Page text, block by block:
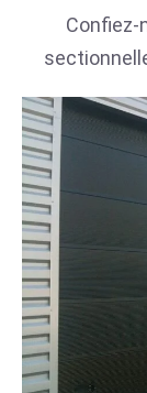
Confiez-